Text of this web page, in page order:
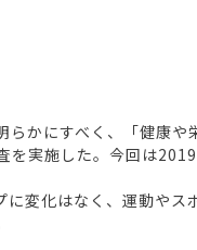
かにすべく、「健康
実施した。今回は
変化はなく、運動や